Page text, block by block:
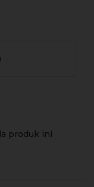
produk ini